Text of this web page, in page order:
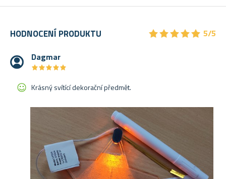
HODNOCENÍ PRODUKTU ★★★★★
★★★★★ 5/5
Dagmar
★★★★★
★★★★★
Krásný svítící dekorační předmět.